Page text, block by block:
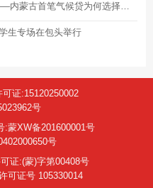
气象赋能绿色金融 防灾亦可“变现” ——内蒙古首笔气候贷为何选择包头？将“贷”动什么？
生专场在包头举行
证:15120250002
号
:蒙XW备201600001号
号
证:(蒙)字第00408号
可证号 105330014